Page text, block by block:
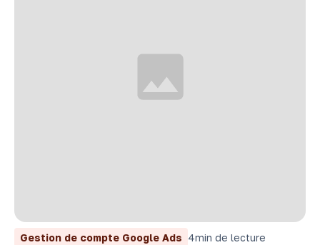
Gestion de compte Google Ads 4min de lecture